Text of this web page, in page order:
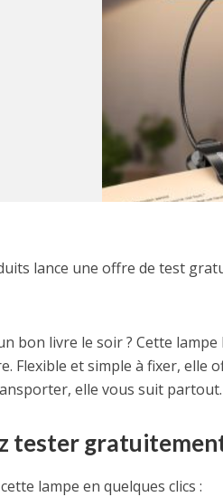
lance une offre de test
bon livre le soir ? Cette
Flexible et simple à fixer,
elle vous suit
tester
lampe en quelques clics :